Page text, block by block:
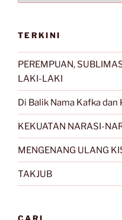
TERKINI
PEREMPUAN,
LAKI-LAKI
Di Balik Nama Kafka dan
KEKUATAN NARASI-
MENGENANG ULANG
TAKJUB